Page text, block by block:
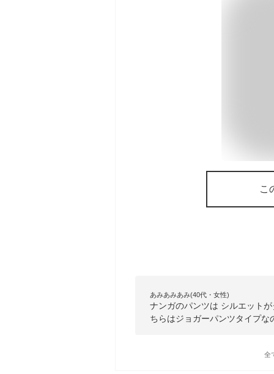
こ
あみあみあみ(40代・女性)
ナンガのパンツは シルエット
ちらはジョガーパンツタイプ
全